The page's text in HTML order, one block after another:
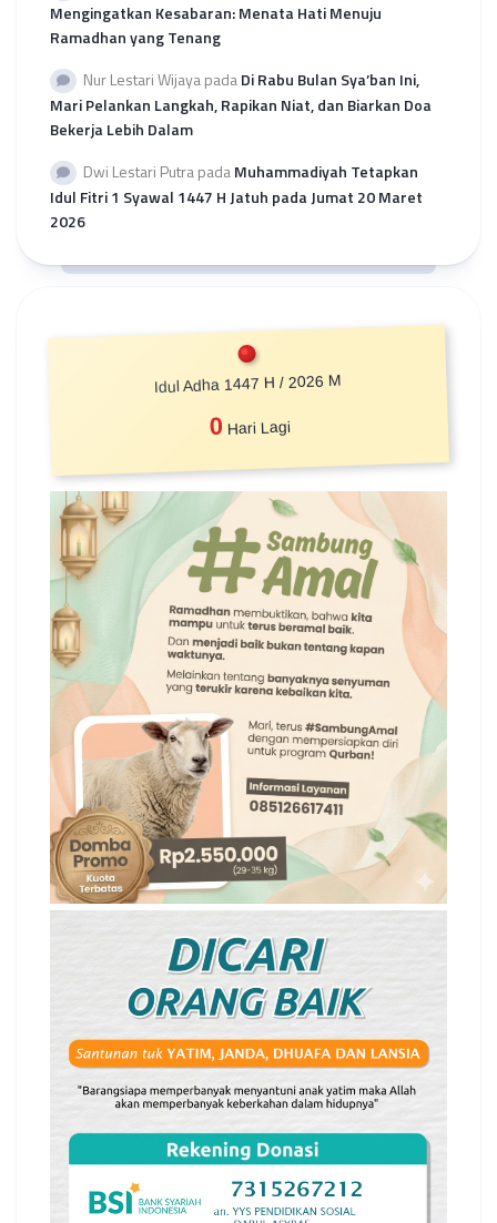
Mengingatkan Kesabaran: Menata Hati Menuju
Ramadhan yang Tenang
Nur Lestari WijayapadaDi Rabu Bulan Sya’ban Ini,
Mari Pelankan Langkah, Rapikan Niat, dan Biarkan Doa
Bekerja Lebih Dalam
Dwi Lestari PutrapadaMuhammadiyah Tetapkan
Idul Fitri 1 Syawal 1447 H Jatuh pada Jumat 20 Maret
2026
Idul Adha 1447 H / 2026 M
0 Hari Lagi